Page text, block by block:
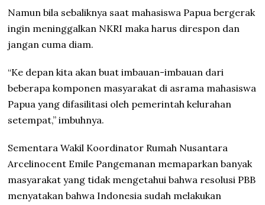
Namun bila sebaliknya saat mahasiswa Papua bergerak
ingin meninggalkan NKRI maka harus direspon dan
jangan cuma diam.
“Ke depan kita akan buat imbauan-imbauan dari
beberapa komponen masyarakat di asrama mahasiswa
Papua yang difasilitasi oleh pemerintah kelurahan
setempat,” imbuhnya.
Sementara Wakil Koordinator Rumah Nusantara
Arcelinocent Emile Pangemanan memaparkan banyak
masyarakat yang tidak mengetahui bahwa resolusi PBB
menyatakan bahwa Indonesia sudah melakukan